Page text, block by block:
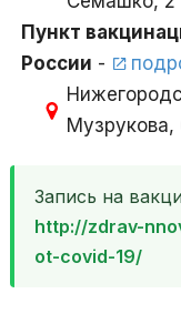
Пункт
России -
Музрукова,
Запись на
http://zdrav-
ot-covid-19/